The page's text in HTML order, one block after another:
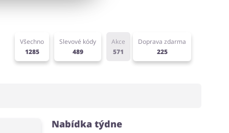
Všechno
1285
Slevové kódy
489
Akce
571
Doprava zdarma
225
Nabídka týdne